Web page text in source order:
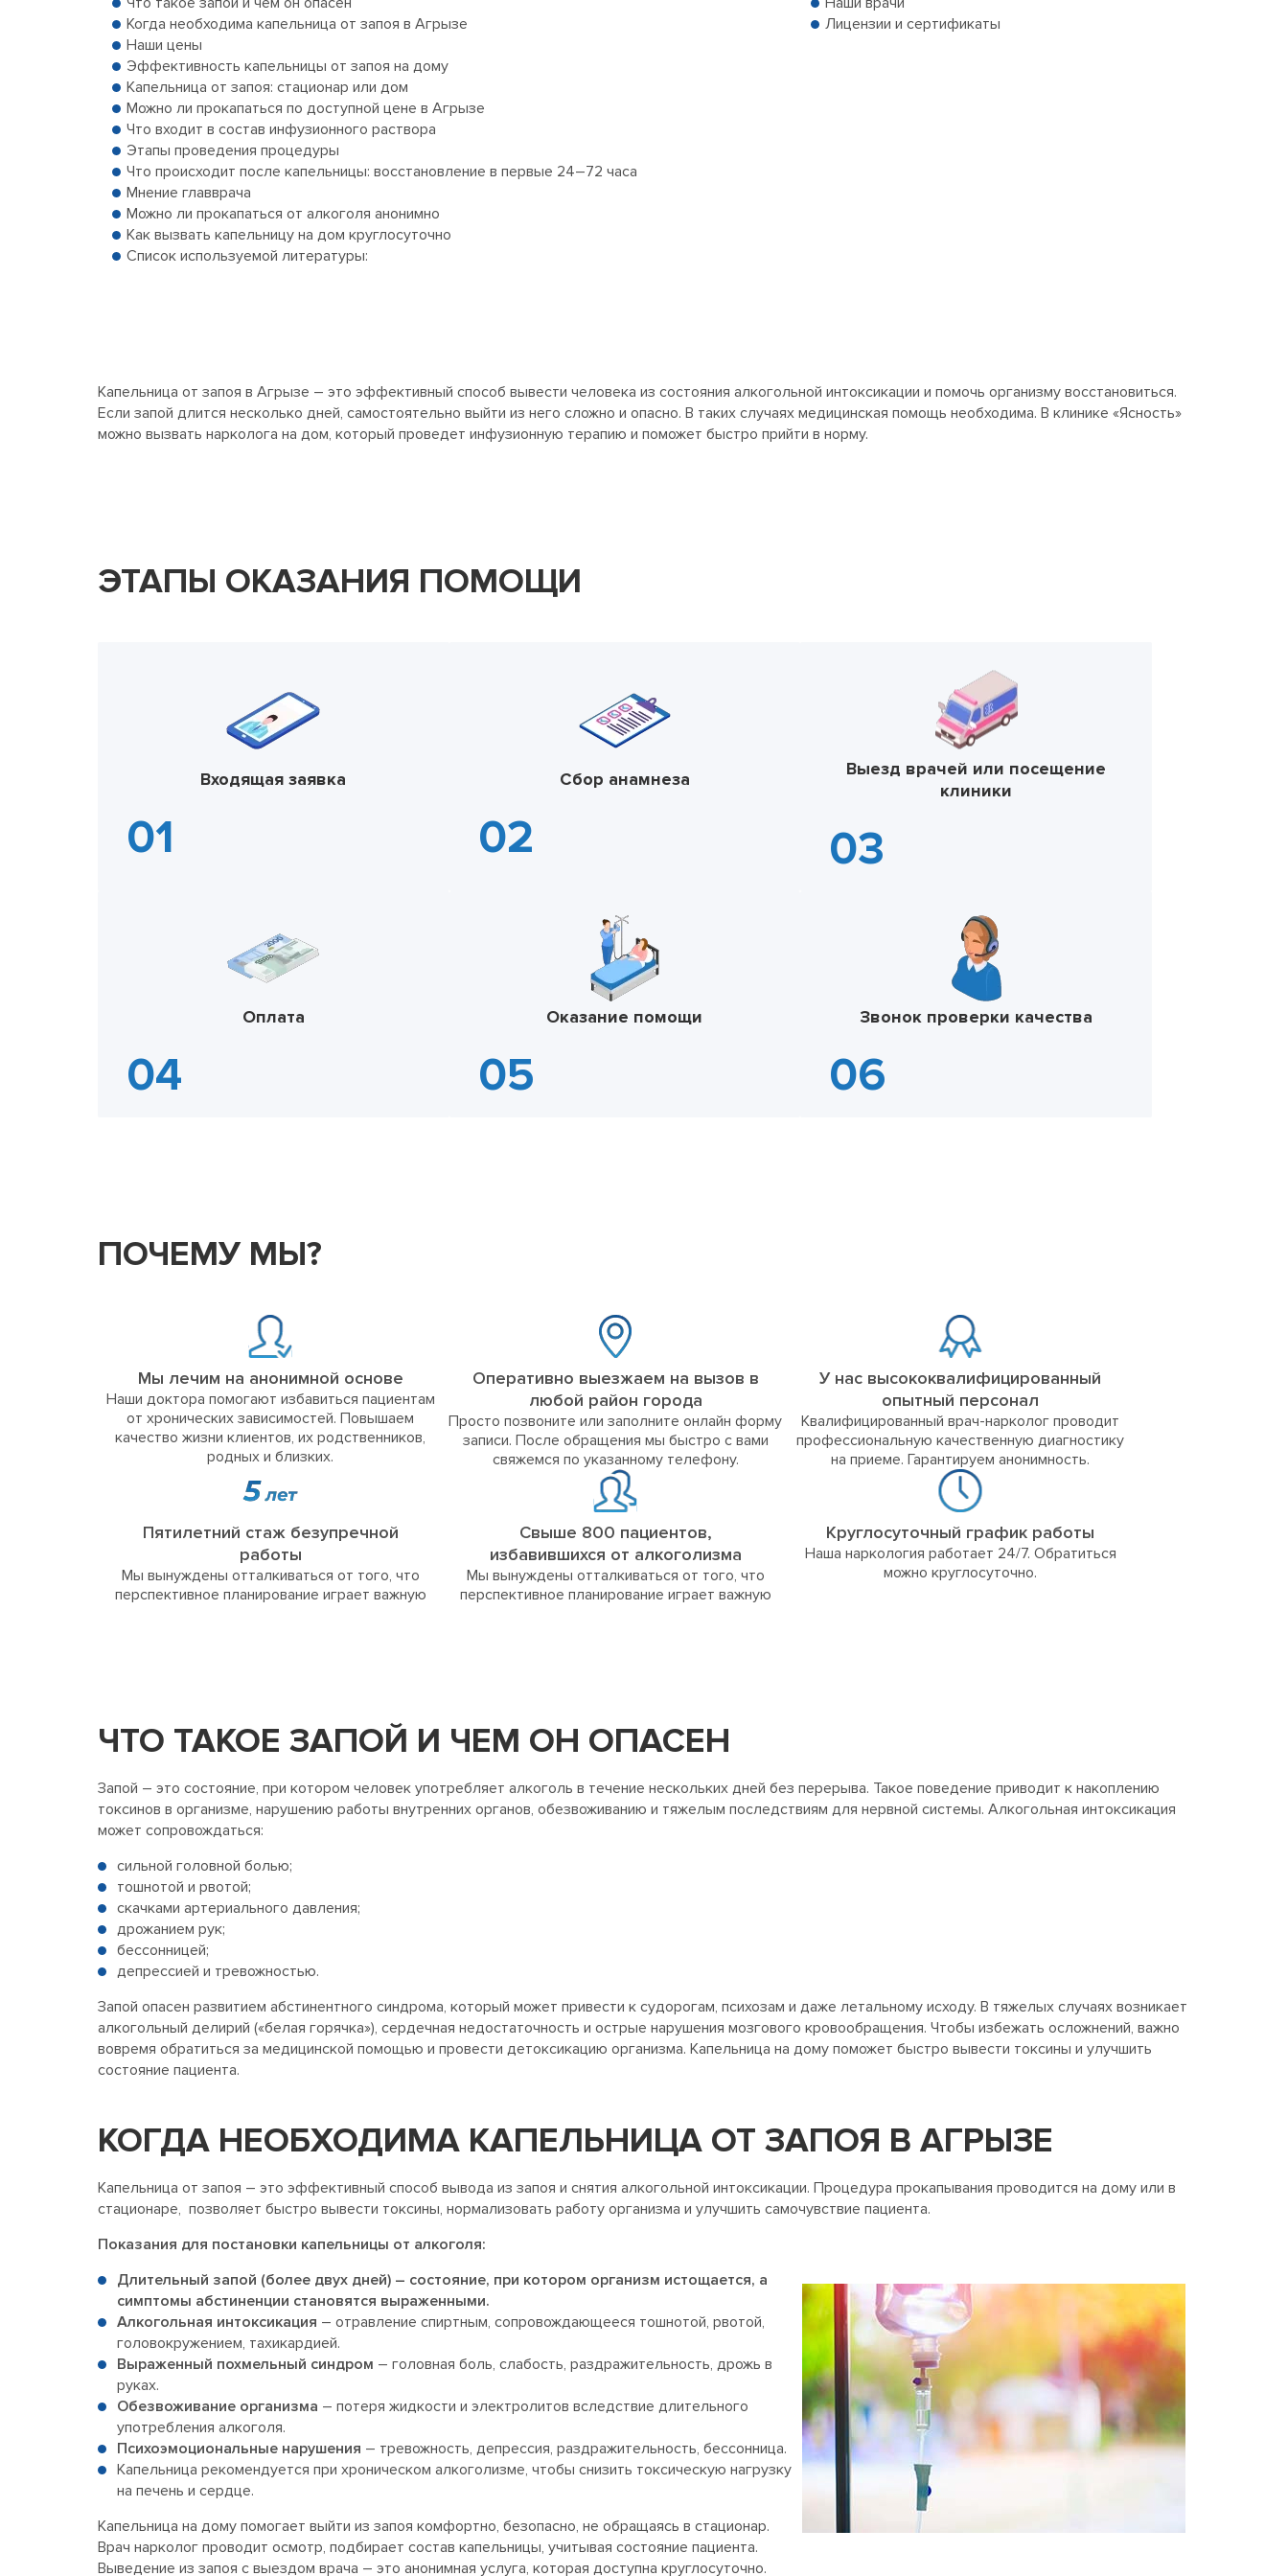
Когда необходима капельница от запоя в Агрызе
Наши цены
Эффективность капельницы от запоя на дому
Капельница от запоя: стационар или дом
Можно ли прокапаться по доступной цене в Агрызе
Что входит в состав инфузионного раствора
Этапы проведения процедуры
Что происходит после капельницы: восстановление в первые 24–72 часа
Мнение главврача
Можно ли прокапаться от алкоголя анонимно
Как вызвать капельницу на дом круглосуточно
Список используемой литературы:
Лицензии и сертификаты
Капельница от запоя в Агрызе – это эффективный способ вывести человека из состояния алкогольной интоксикации и помочь организму восстановиться.
Если запой длится несколько дней, самостоятельно выйти из него сложно и опасно. В таких случаях медицинская помощь необходима. В клинике «Ясность»
можно вызвать нарколога на дом, который проведет инфузионную терапию и поможет быстро прийти в норму.
ЭТАПЫ ОКАЗАНИЯ ПОМОЩИ
Входящая заявка Сбор анамнеза
Выезд врачей или посещение
клиники
Оплата Оказание помощи Звонок проверки качества
ПОЧЕМУ МЫ?
Мы лечим на анонимной основе
Наши доктора помогают избавиться пациентам
от хронических зависимостей. Повышаем
качество жизни клиентов, их родственников,
родных и близких.
Оперативно выезжаем на вызов в
любой район города
Просто позвоните или заполните онлайн форму
записи. После обращения мы быстро с вами
свяжемся по указанному телефону.
У нас высококвалифицированный
опытный персонал
Квалифицированный врач-нарколог проводит
профессиональную качественную диагностику
на приеме. Гарантируем анонимность.
Пятилетний стаж безупречной
работы
Мы вынуждены отталкиваться от того, что
перспективное планирование играет важную
Свыше 800 пациентов,
избавившихся от алкоголизма
Мы вынуждены отталкиваться от того, что
перспективное планирование играет важную
Круглосуточный график работы
Наша наркология работает 24/7. Обратиться
можно круглосуточно.
ЧТО ТАКОЕ ЗАПОЙ И ЧЕМ ОН ОПАСЕН
Запой – это состояние, при котором человек употребляет алкоголь в течение нескольких дней без перерыва. Такое поведение приводит к накоплению
токсинов в организме, нарушению работы внутренних органов, обезвоживанию и тяжелым последствиям для нервной системы. Алкогольная интоксикация
может сопровождаться:
сильной головной болью;
тошнотой и рвотой;
скачками артериального давления;
дрожанием рук;
бессонницей;
депрессией и тревожностью.
Запой опасен развитием абстинентного синдрома, который может привести к судорогам, психозам и даже летальному исходу. В тяжелых случаях возникает
алкогольный делирий («белая горячка»), сердечная недостаточность и острые нарушения мозгового кровообращения. Чтобы избежать осложнений, важно
вовремя обратиться за медицинской помощью и провести детоксикацию организма. Капельница на дому поможет быстро вывести токсины и улучшить
состояние пациента.
КОГДА НЕОБХОДИМА КАПЕЛЬНИЦА ОТ ЗАПОЯ В АГРЫЗЕ
Капельница от запоя – это эффективный способ вывода из запоя и снятия алкогольной интоксикации. Процедура прокапывания проводится на дому или в
стационаре, позволяет быстро вывести токсины, нормализовать работу организма и улучшить самочувствие пациента.
Показания для постановки капельницы от алкоголя:
Длительный запой (более двух дней) – состояние, при котором организм истощается, а
симптомы абстиненции становятся выраженными.
Алкогольная интоксикация – отравление спиртным, сопровождающееся тошнотой, рвотой,
головокружением, тахикардией.
Выраженный похмельный синдром – головная боль, слабость, раздражительность, дрожь в
руках.
Обезвоживание организма – потеря жидкости и электролитов вследствие длительного
употребления алкоголя.
Психоэмоциональные нарушения – тревожность, депрессия, раздражительность, бессонница.
Капельница рекомендуется при хроническом алкоголизме, чтобы снизить токсическую нагрузку
на печень и сердце.
Капельница на дому помогает выйти из запоя комфортно, безопасно, не обращаясь в стационар.
Врач нарколог проводит осмотр, подбирает состав капельницы, учитывая состояние пациента.
Выведение из запоя с выездом врача – это анонимная услуга, которая доступна круглосуточно.